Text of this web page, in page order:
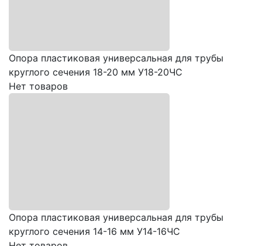
Опора пластиковая универсальная для трубы
круглого сечения 18-20 мм У18-20ЧС
Нет товаров
Опора пластиковая универсальная для трубы
круглого сечения 14-16 мм У14-16ЧС